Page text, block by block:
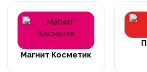
Магнит Косметик